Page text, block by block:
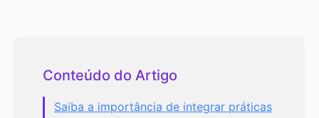
Conteúdo do Artigo
Saiba a importância de integrar práticas